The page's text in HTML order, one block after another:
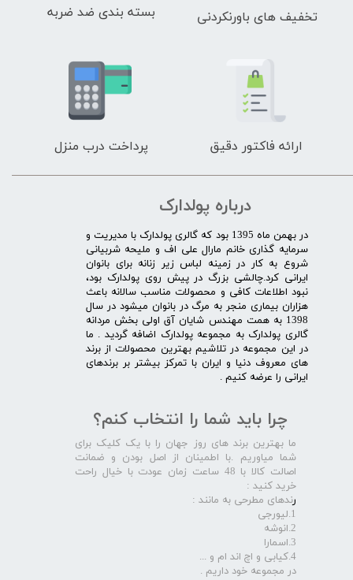
تخفیف های باورنکردنی بسته بندی ضد ضربه
ارائه فاکتور دقیق پرداخت درب منزل
درباره پولدارک
در بهمن ماه 1395 بود که گالری پولدارک با مدیریت و
سرمایه گذاری خانم مارال علی اف و ملیحه شربیانی
شروع به کار در زمینه لباس زیر زنانه برای بانوان
ایرانی کرد.چالشی بزرگ در پیش روی پولدارک بود،
نبود اطلاعات کافی و محصولات مناسب سالانه باعث
هزاران بیماری منجر به مرگ در بانوان میشود در سال
1398 به همت مهندس شایان آق اولی بخش مردانه
گالری پولدارک به مجموعه پولدارک اضافه گردید . ما
در این مجموعه در تلاشیم بهترین محصولات از برند
های معروف دنیا و ایران با تمرکز بیشتر بر برندهای
ایرانی را عرضه کنیم .​​​​​​​
چرا باید شما را انتخاب کنم؟
ما بهترین برند های روز جهان را با یک کلیک برای
شما میاوریم .با اطمینان از اصل بودن و ضمانت
اصالت کالا با 48 ساعت زمان عودت با خیال راحت
خرید کنید :
رندهای مطرحی به مانند :
1.لیورجی
2.انوشه
3.اسمارا
4.کیابی و اچ اند ام و ...
در مجموعه خود داریم .​​​​​​​